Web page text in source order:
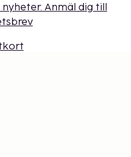
Anmäl dig till